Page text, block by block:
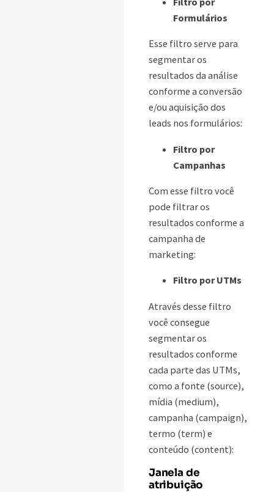
Formulários
Esse filtro serve para
segmentar os
resultados da análise
conforme a conversão
e/ou aquisição dos
leads nos formulários:
Filtro por
Campanhas
Com esse filtro você
pode filtrar os
resultados conforme a
campanha de
marketing:
Filtro por UTMs
Através desse filtro
você consegue
segmentar os
resultados conforme
cada parte das UTMs,
como a fonte (source),
mídia (medium),
campanha (campaign),
termo (term) e
conteúdo (content):
Janela de
atribuição